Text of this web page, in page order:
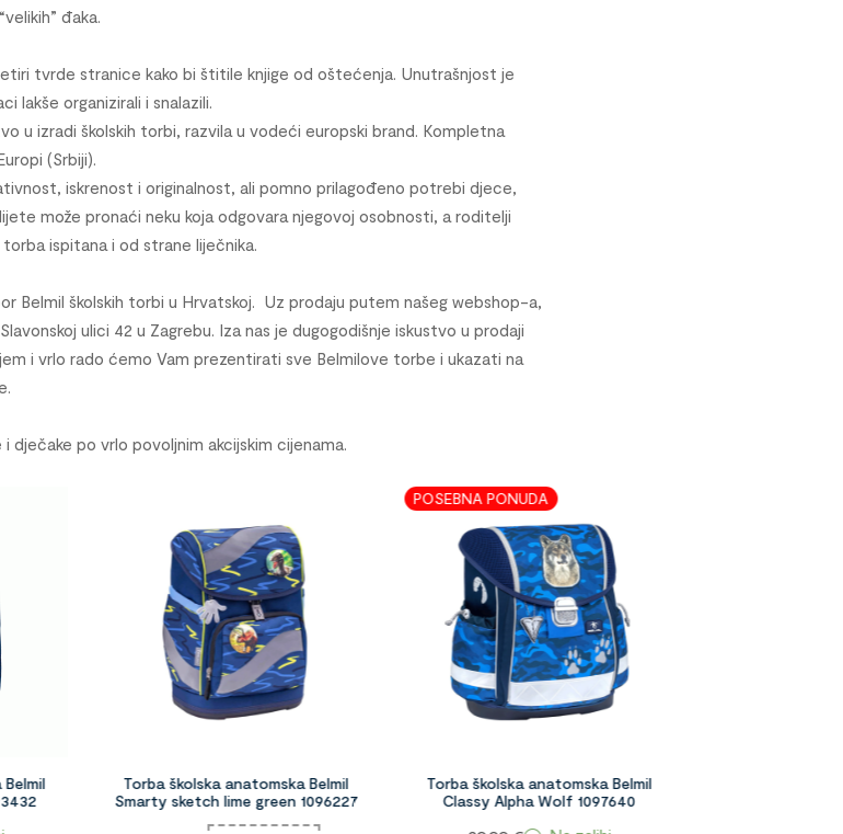
đaka.
tvrde stranice kako bi štitile knjige od oštećenja. Unutrašnjost je
lakše organizirali i snalazili.
u izradi školskih torbi, razvila u vodeći europski brand. Kompletna
(Srbiji).
iskrenost i originalnost, ali pomno prilagođeno potrebi djece,
može pronaći neku koja odgovara njegovoj osobnosti, a roditelji
ispitana i od strane liječnika.
Belmil školskih torbi u Hrvatskoj. Uz prodaju putem našeg webshop-a,
ulici 42 u Zagrebu. Iza nas je dugogodišnje iskustvo u prodaji
i vrlo rado ćemo Vam prezentirati sve Belmilove torbe i ukazati na
po vrlo povoljnim akcijskim cijenama.
školska anatomska Belmil
sketch lime green 1096227
POSEBNA PONUDA
Torba školska anatomska Belmil
Classy Alpha Wolf 1097640